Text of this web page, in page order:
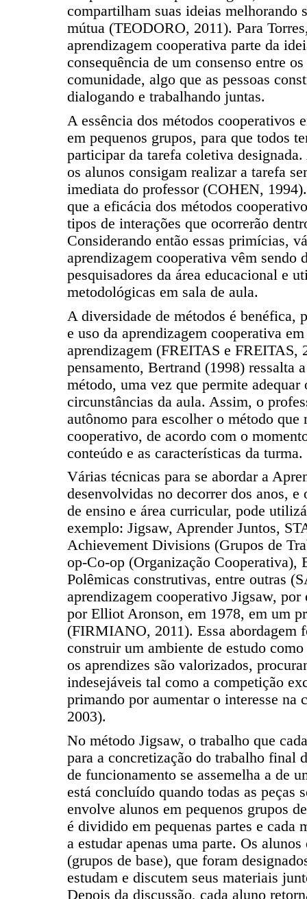
compartilham suas ideias melhorando
mútua (TEODORO, 2011). Para
aprendizagem cooperativa parte da
consequência de um consenso entre
comunidade, algo que as pessoas
dialogando e trabalhando juntas.
A essência dos métodos cooperativos
em pequenos grupos, para que todos
participar da tarefa coletiva
os alunos consigam realizar a tarefa
imediata do professor (COHEN,
que a eficácia dos métodos
tipos de interações que ocorrerão
Considerando então essas primícias,
aprendizagem cooperativa vêm sendo
pesquisadores da área educacional e
metodológicas em sala de aula.
A diversidade de métodos é benéfica,
e uso da aprendizagem cooperativa
aprendizagem (FREITAS e FREITAS,
pensamento, Bertrand (1998) ressalta
método, uma vez que permite adequar
circunstâncias da aula. Assim, o
autônomo para escolher o método
cooperativo, de acordo com o
conteúdo e as características da turma.
Várias técnicas para se abordar a
desenvolvidas no decorrer dos anos,
de ensino e área curricular, pode
exemplo: Jigsaw, Aprender Juntos,
Achievement Divisions (Grupos de
op-Co-op (Organização Cooperativa),
Polêmicas construtivas, entre outras
aprendizagem cooperativo Jigsaw,
por Elliot Aronson, em 1978, em um
(FIRMIANO, 2011). Essa abordagem
construir um ambiente de estudo
os aprendizes são valorizados,
indesejáveis tal como a competição
primando por aumentar o interesse na
2003).
No método Jigsaw, o trabalho que
para a concretização do trabalho final
de funcionamento se assemelha a de
está concluído quando todas as peças
envolve alunos em pequenos grupos
é dividido em pequenas partes e cada
a estudar apenas uma parte. Os
(grupos de base), que foram
estudam e discutem seus materiais
Depois da discussão, cada aluno